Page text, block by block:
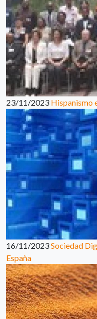
23/11/2023 Hispanismo
16/11/2023Sociedad
España